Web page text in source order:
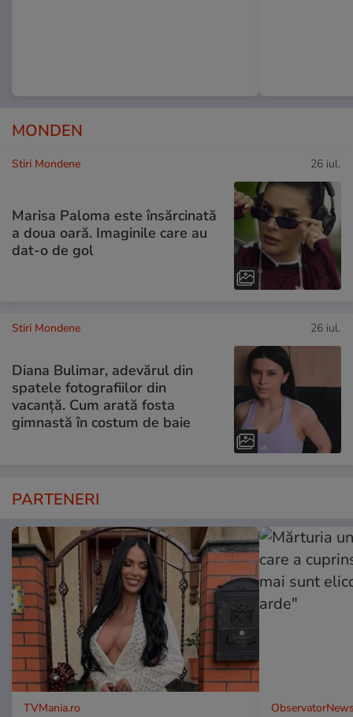
MONDEN
Stiri Mondene 26 iul.
Marisa Paloma este însărcinată
a doua oară. Imaginile care au
dat-o de gol
Stiri Mondene 26 iul.
Diana Bulimar, adevărul din
spatele fotografiilor din
vacanță. Cum arată fosta
gimnastă în costum de baie
PARTENERI
TVMania.ro